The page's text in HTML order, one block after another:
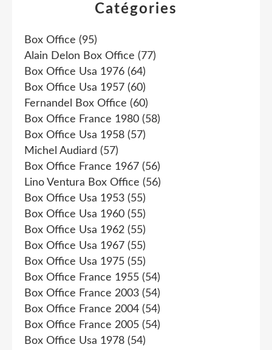
Catégories
Box Office (95)
Alain Delon Box Office (77)
Box Office Usa 1976 (64)
Box Office Usa 1957 (60)
Fernandel Box Office (60)
Box Office France 1980 (58)
Box Office Usa 1958 (57)
Michel Audiard (57)
Box Office France 1967 (56)
Lino Ventura Box Office (56)
Box Office Usa 1953 (55)
Box Office Usa 1960 (55)
Box Office Usa 1962 (55)
Box Office Usa 1967 (55)
Box Office Usa 1975 (55)
Box Office France 1955 (54)
Box Office France 2003 (54)
Box Office France 2004 (54)
Box Office France 2005 (54)
Box Office Usa 1978 (54)